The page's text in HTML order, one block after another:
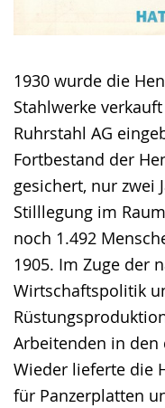
1930 wurde die
Stahlwerke
Ruhrstahl AG
Fortbestand der
gesichert, nur zwei
Stilllegung im
noch 1.492
1905. Im Zuge der
Wirtschaftspolitik
Arbeitenden in den
Wieder lieferte die
für Panzerplatten